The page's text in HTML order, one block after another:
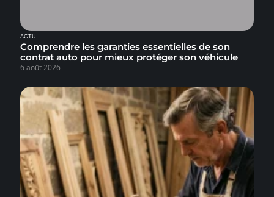
ACTU
Comprendre les garanties essentielles de son
contrat auto pour mieux protéger son véhicule
6 août 2026